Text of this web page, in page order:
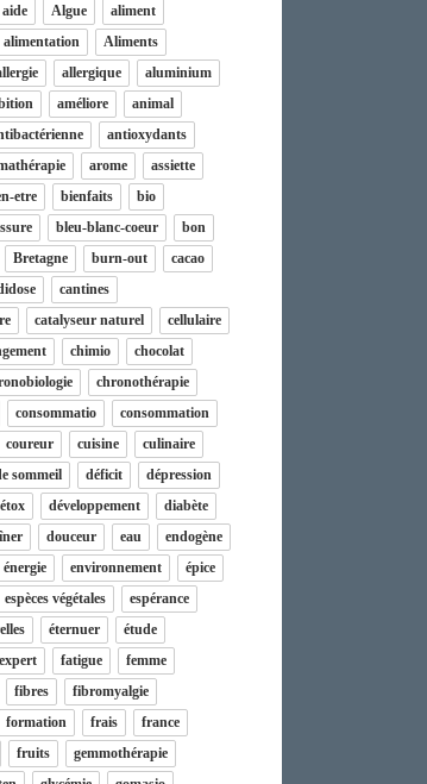
aide Algue
aliment
alimentation
Aliments
allergique
aluminium
améliore
animal
antioxydants
arome
assiette
etre bienfaits
bio
bleu-blanc-coeur
bon
Bretagne burn-out
cacao
cantines
catalyseur naturel
cellulaire
chimio
chocolat
chronothérapie
consommatio
consommation
coureur cuisine
culinaire
sommeil déficit
dépression
développement
diabète
douceur eau
endogène
énergie environnement
épice
espèces végétales
espérance
éternuer
étude
expert fatigue
femme
fibres
fibromyalgie
formation frais
france
fruits
gemmothérapie